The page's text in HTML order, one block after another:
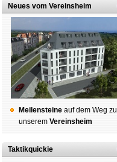
Neues vom Vereinsheim
Mei­len­stei­ne auf dem Weg zu
un­se­rem Ver­eins­heim
Taktikquickie